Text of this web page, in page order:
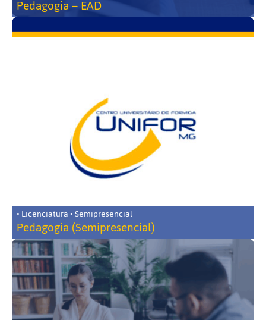
Pedagogia – EAD
• Licenciatura • Semipresencial
Pedagogia (Semipresencial)